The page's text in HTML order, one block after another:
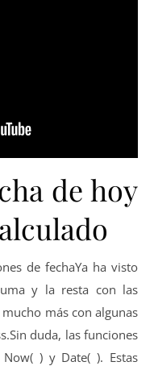
de hoy
de fechaYa ha visto
y la resta con las
más con algunas
duda, las funciones
) y Date( ). Estas